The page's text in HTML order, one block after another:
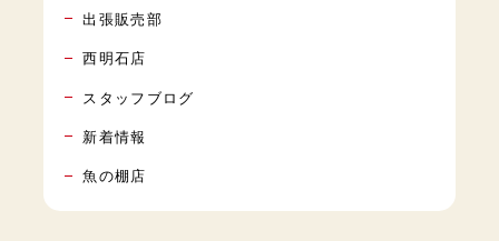
出張販売部
西明石店
スタッフブログ
新着情報
魚の棚店